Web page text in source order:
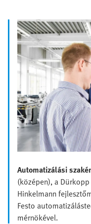
Automatizálási
(középen), a
Hinkelmann
Festo
mérnökével.